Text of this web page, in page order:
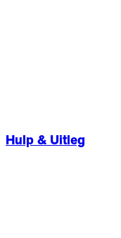
Hulp & Uitleg